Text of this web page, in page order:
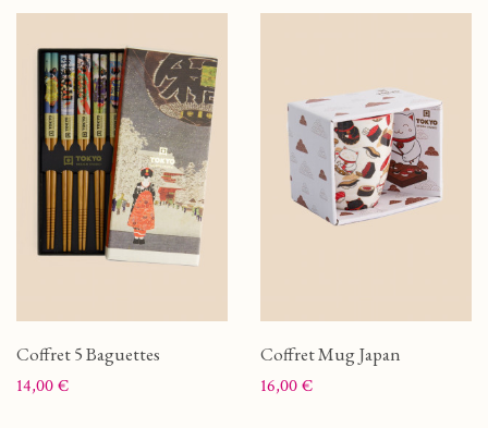
Coffret 5 Baguettes
Prix
14,00 €
Coffret Mug Japan
Prix
16,00 €